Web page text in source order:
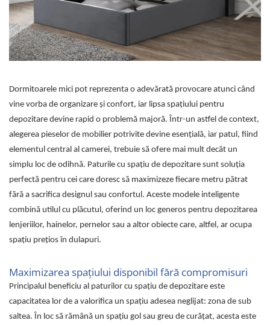
Dormitoarele mici pot reprezenta o adevărată provocare atunci când
vine vorba de organizare și confort, iar lipsa spațiului pentru
depozitare devine rapid o problemă majoră. Într-un astfel de context,
alegerea pieselor de mobilier potrivite devine esențială, iar patul, fiind
elementul central al camerei, trebuie să ofere mai mult decât un
simplu loc de odihnă. Paturile cu spațiu de depozitare sunt soluția
perfectă pentru cei care doresc să maximizeze fiecare metru pătrat
fără a sacrifica designul sau confortul. Aceste modele inteligente
combină utilul cu plăcutul, oferind un loc generos pentru depozitarea
lenjeriilor, hainelor, pernelor sau a altor obiecte care, altfel, ar ocupa
spațiu prețios în dulapuri.
Maximizarea spațiului disponibil fără compromisuri
Principalul beneficiu al paturilor cu spațiu de depozitare este
capacitatea lor de a valorifica un spațiu adesea neglijat: zona de sub
saltea. În loc să rămână un spațiu gol sau greu de curățat, acesta este